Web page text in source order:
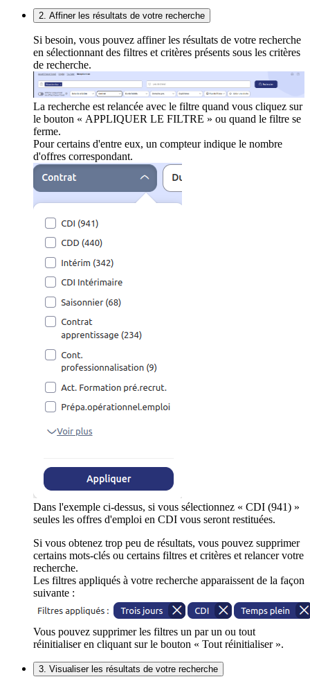
2. Affiner les résultats de votre recherche
Si besoin, vous pouvez affiner les résultats de votre recherche
en sélectionnant des filtres et critères présents sous les critères
de recherche.
La recherche est relancée avec le filtre quand vous cliquez sur
le bouton « APPLIQUER LE FILTRE » ou quand le filtre se
ferme.
Pour certains d'entre eux, un compteur indique le nombre
d'offres correspondant.
Dans l'exemple ci-dessus, si vous sélectionnez « CDI (941) »
seules les offres d'emploi en CDI vous seront restituées.
Si vous obtenez trop peu de résultats, vous pouvez supprimer
certains mots-clés ou certains filtres et critères et relancer votre
recherche.
Les filtres appliqués à votre recherche apparaissent de la façon
suivante :
Vous pouvez supprimer les filtres un par un ou tout
réinitialiser en cliquant sur le bouton « Tout réinitialiser ».
3. Visualiser les résultats de votre recherche